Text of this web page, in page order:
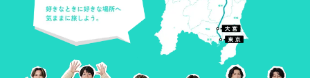
※
インターネットブラウザの履歴やCookieを
削除すると使えなくなるのでご注意くださ
5月27日以降に購入した新幹線eチケットが対
象となります。